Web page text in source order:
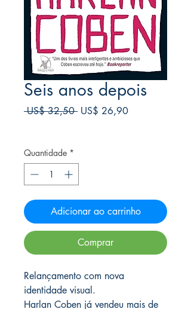
Seis anos depois
US$ 32,50 Preço
US$ 26,90Preço
Quantidade *
Adicionar ao carrinho
Comprar
Relançamento com nova
identidade visual.
Harlan Coben já vendeu mais de